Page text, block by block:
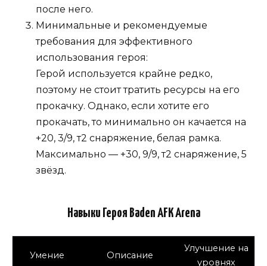
после него.
Минимальные и рекомендуемые
требования для эффективного
использования героя:
Герой используется крайне редко,
поэтому не стоит тратить ресурсы на его
прокачку. Однако, если хотите его
прокачать, то минимально он качается на
+20, 3/9, т2 снаряжение, белая рамка.
Максимально — +30, 9/9, т2 снаряжение, 5
звёзд.
Навыки Героя Baden AFK Arena
Умение Описание
Улучшение на
уровнях